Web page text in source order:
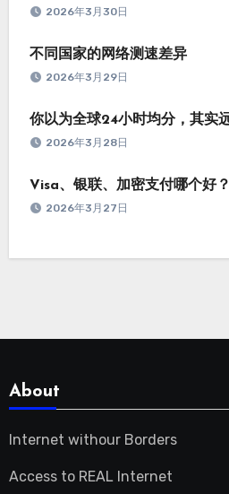
2026年3月30日
不同国家的网络测速差异
2026年3月29日
你以为全球24小时均分，其实
2026年3月28日
Visa、银联、加密支付哪个好？
2026年3月27日
About
Internet withour Borders
Access to REAL Internet